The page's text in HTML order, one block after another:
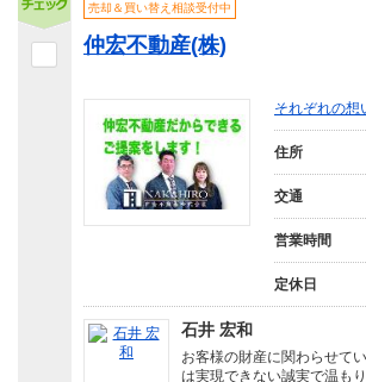
売却＆買い替え相談受付中
仲宏不動産(株)
それぞれの想
住所
交通
営業時間
定休日
石井 宏和
お客様の財産に関わらせて
は実現できない誠実で温も